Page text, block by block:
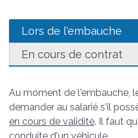
Lors de l'embauche
En cours de contrat
Au moment de l'embauche,
demander au salarié s'il
en cours de validité. Il faut
conduite d'un véhicule.